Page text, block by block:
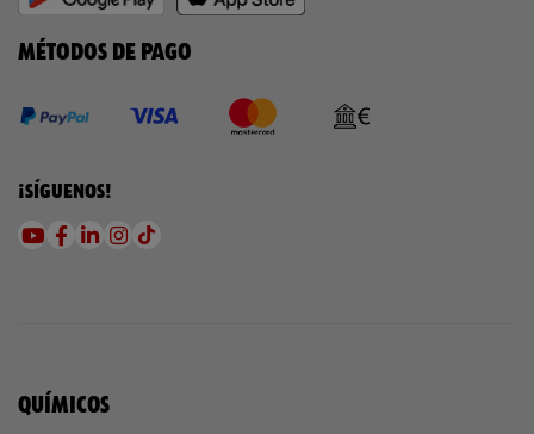
MÉTODOS DE PAGO
¡SÍGUENOS!
QUÍMICOS